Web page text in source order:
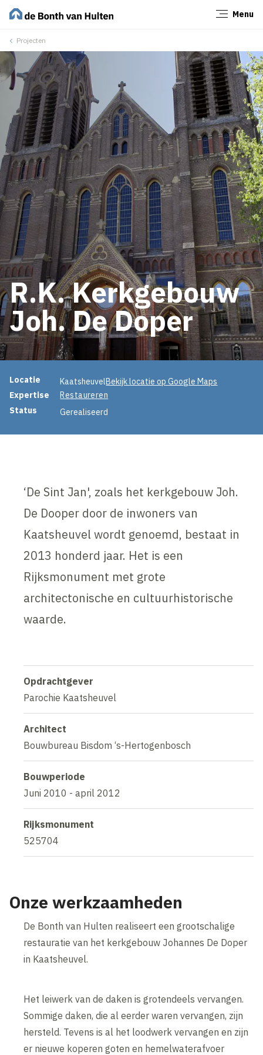
Menu
Projecten
R.K. Kerkgebouw
Joh. De Doper
Projectinformatie
Locatie KaatsheuvelBekijk locatie op Google Maps
Expertise
Restaureren
Status
Gerealiseerd
‘De Sint Jan', zoals het kerkgebouw Joh.
De Dooper door de inwoners van
Kaatsheuvel wordt genoemd, bestaat in
2013 honderd jaar. Het is een
Rijksmonument met grote
architectonische en cultuurhistorische
waarde.
Opdrachtgever
Parochie Kaatsheuvel
Architect
Bouwbureau Bisdom ‘s-Hertogenbosch
Bouwperiode
Juni 2010 - april 2012
Rijksmonument
525704
Onze werkzaamheden
De Bonth van Hulten realiseert een grootschalige
restauratie van het kerkgebouw Johannes De Doper
in Kaatsheuvel.
Het leiwerk van de daken is grotendeels vervangen.
Sommige daken, die al eerder waren vervangen, zijn
hersteld. Tevens is al het loodwerk vervangen en zijn
er nieuwe koperen goten en hemelwaterafvoer
Sluiten